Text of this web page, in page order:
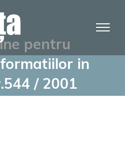
pentru
in
/ 2001